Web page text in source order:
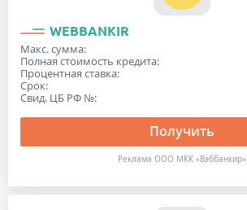
WEBBANKIR
Макс. сумма:
Полная стоимость кредита:
Процентная ставка:
Срок:
Свид. ЦБ РФ №:
Получить
Реклама ООО МКК «Вэббанкир»